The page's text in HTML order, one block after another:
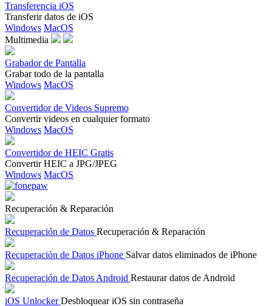
Transferencia iOS
Transferir datos de iOS
Windows MacOS
Multimedia
Grabador de Pantalla
Grabar todo de la pantalla
Windows MacOS
Convertidor de Videos Supremo
Convertir videos en cualquier formato
Windows MacOS
Convertidor de HEIC Gratis
Convertir HEIC a JPG/JPEG
Windows MacOS
Recuperación & Reparación
Recuperación de Datos Recuperación & Reparación
Recuperación de Datos iPhone Salvar datos eliminados de iPhone
Recuperación de Datos Android Restaurar datos de Android
iOS Unlocker Desbloquear iOS sin contraseña